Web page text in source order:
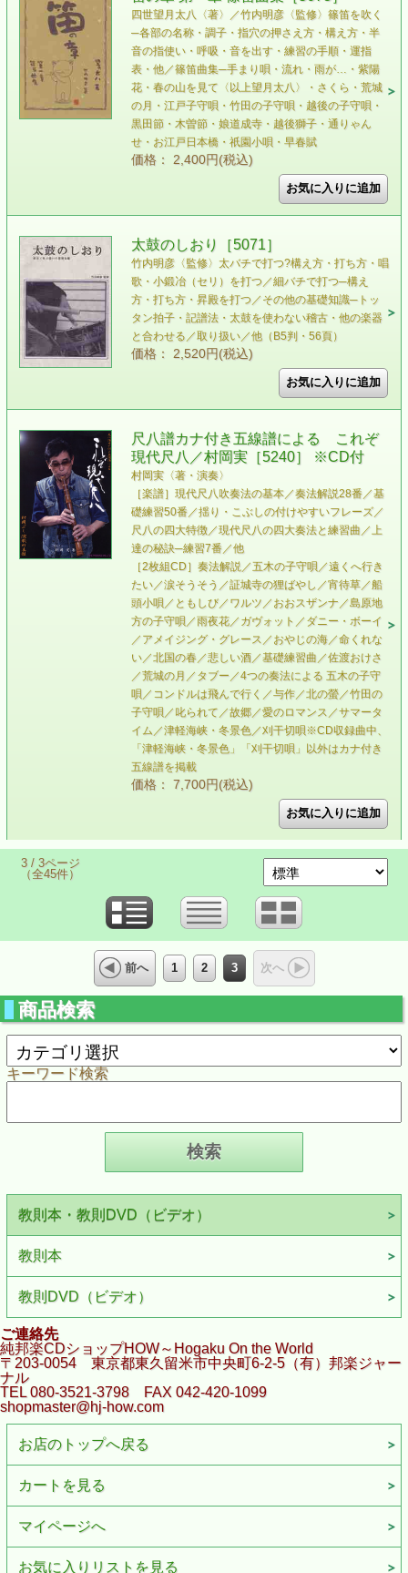
四世望月太八〈著〉／竹内明彦〈監修〉 篠笛を吹く
─各部の名称・調子・指穴の押さえ方・構え方・半
音の指使い・呼吸・音を出す・練習の手順・運指
表・他／篠笛曲集─手まり唄・流れ・雨が…・紫陽
花・春の山を見て〈以上望月太八〉・さくら・荒城
の月・江戸子守唄・竹田の子守唄・越後の子守唄・
黒田節・木曽節・娘道成寺・越後獅子・通りゃん
せ・お江戸日本橋・祇園小唄・早春賦
価格： 2,400円(税込)
太鼓のしおり［5071］
竹内明彦〈監修〉 太バチで打つ?構え方・打ち方・唱
歌・小鍛冶（セリ）を打つ／細バチで打つ─構え
方・打ち方・昇殿を打つ／その他の基礎知識─トッ
タン拍子・記譜法・太鼓を使わない稽古・他の楽器
と合わせる／取り扱い／他（B5判・56頁）
価格： 2,520円(税込)
尺八譜カナ付き五線譜による これぞ
現代尺八／村岡実［5240］ ※CD付
村岡実〈著・演奏〉
［楽譜］現代尺八吹奏法の基本／奏法解説28番／基
礎練習50番／揺り・こぶしの付けやすいフレーズ／
尺八の四大特徴／現代尺八の四大奏法と練習曲／上
達の秘訣─練習7番／他
［2枚組CD］奏法解説／五木の子守唄／遠くへ行き
たい／涙そうそう／証城寺の狸ばやし／宵待草／船
頭小唄／ともしび／ワルツ／おおスザンナ／島原地
方の子守唄／雨夜花／ガヴォット／ダニー・ボーイ
／アメイジング・グレース／おやじの海／命くれな
い／北国の春／悲しい酒／基礎練習曲／佐渡おけさ
／荒城の月／タブー／4つの奏法による 五木の子守
唄／コンドルは飛んで行く／与作／北の螢／竹田の
子守唄／叱られて／故郷／愛のロマンス／サマータ
イム／津軽海峡・冬景色／刈干切唄 ※CD収録曲中、
「津軽海峡・冬景色」「刈干切唄」以外はカナ付き
五線譜を掲載
価格： 7,700円(税込)
3 / 3ページ
（全45件）
前へ 1 2 3 次へ
商品検索
キーワード検索
教則本・教則DVD（ビデオ）
教則本
教則DVD（ビデオ）
ご連絡先
純邦楽CDショップHOW～Hogaku On the World
〒203-0054 東京都東久留米市中央町6-2-5（有）邦楽ジャー
ナル
TEL 080-3521-3798 FAX 042-420-1099
shopmaster@hj-how.com
お店のトップへ戻る
カートを見る
マイページへ
お気に入りリストを見る